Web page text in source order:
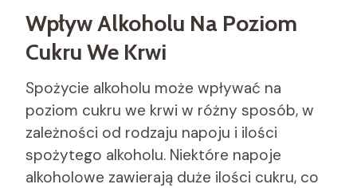
Wpływ Alkoholu Na Poziom
Cukru We Krwi
Spożycie alkoholu może wpływać na
poziom cukru we krwi w różny sposób, w
zależności od rodzaju napoju i ilości
spożytego alkoholu. Niektóre napoje
alkoholowe zawierają duże ilości cukru, co